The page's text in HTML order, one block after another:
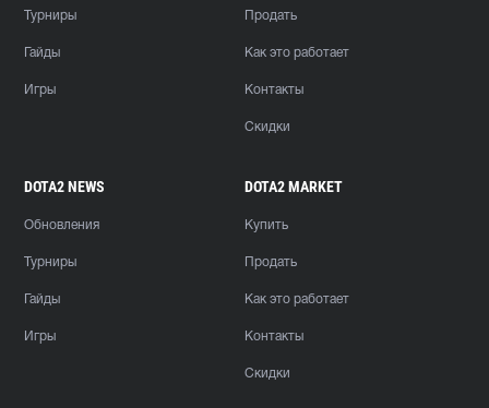
Турниры
Гайды
Игры
Продать
Как это работает
Контакты
Скидки
DOTA2 NEWS
Обновления
Турниры
Гайды
Игры
DOTA2 MARKET
Купить
Продать
Как это работает
Контакты
Скидки